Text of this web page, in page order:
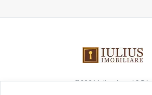
©2026Iulius Acord S.R.L.